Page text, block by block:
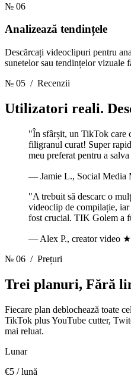
№ 06
Analizează tendințele
Descărcați videoclipuri pentru
sunetelor sau tendințelor vizuale
№ 05 / Recenzii
Utilizatori reali.
"În sfârșit, un TikTok care
filigranul curat! Super
meu preferat pentru a
— Jamie L., Social Media
"A trebuit să descarc o
videoclip de compilație,
fost crucial. TIK Golem a
— Alex P., creator video
№ 06 / Prețuri
Trei planuri, Fără
Fiecare plan deblochează toate
TikTok plus YouTube cutter,
mai reluat.
Lunar
€5 / lună